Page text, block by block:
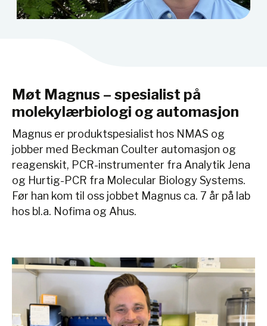
Møt Magnus – spesialist på
molekylærbiologi og automasjon
Magnus er produktspesialist hos NMAS og
jobber med Beckman Coulter automasjon og
reagenskit, PCR-instrumenter fra Analytik Jena
og Hurtig-PCR fra Molecular Biology Systems.
Før han kom til oss jobbet Magnus ca. 7 år på lab
hos bl.a. Nofima og Ahus.